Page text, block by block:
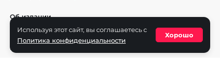
Об издании
Реклама на портале
Политика конфиденциальности
Используя этот сайт, вы соглашаетесь с
Политика конфиденциальности
Хорошо